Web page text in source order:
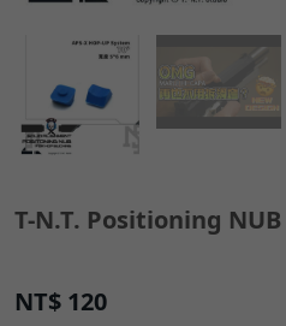
T-N.T. Positioning NUB
NT$ 120